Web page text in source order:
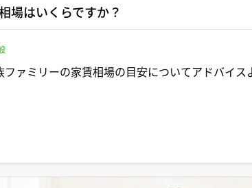
場はいくらですか？
ァミリーの家賃相場の目安についてアドバイス